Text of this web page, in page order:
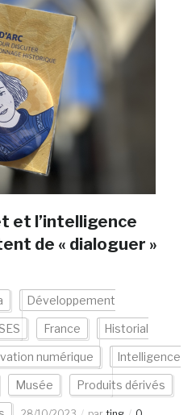
et l’intelligence
de « dialoguer »
Développement
France Historial
numérique Intelligence
Musée Produits dérivés